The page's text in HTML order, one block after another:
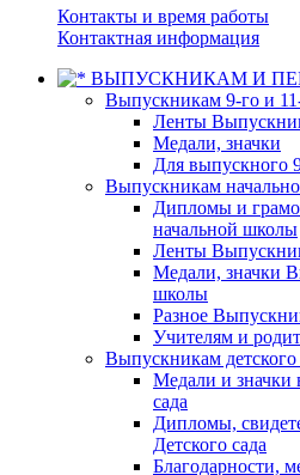
Контакты и время работы
Контактная информация
ВЫПУСКНИКАМ И
Выпускникам 9-го и
Ленты
Медали, значки
Для выпускного
Выпускникам
Дипломы и
начальной школы
Ленты
Медали, значки
школы
Разное
Учителям и
Выпускникам детского
Медали и значки
сада
Дипломы,
Детского сада
Благодарности,